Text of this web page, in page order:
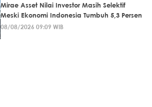
Mirae Asset Nilai Investor Masih Selektif
Meski Ekonomi Indonesia Tumbuh 5,3 Persen
08/08/2026 09:09 WIB